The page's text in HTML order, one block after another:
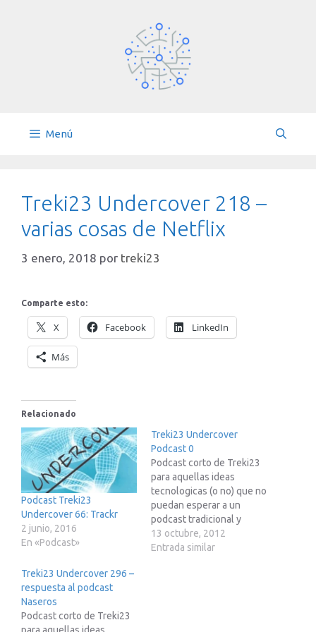
Menú
Treki23 Undercover 218 –
varias cosas de Netflix
3 enero, 2018 por treki23
Comparte esto:
X Facebook LinkedIn
Más
Relacionado
Podcast Treki23
Undercover 66: Trackr
2 junio, 2016
En «Podcast»
Treki23 Undercover
Podcast 0
Podcast corto de Treki23
para aquellas ideas
tecnologicas (o no) que no
puedan esperar a un
podcast tradicional y
completo
13 octubre, 2012
Entrada similar
Treki23 Undercover 296 –
respuesta al podcast
Naseros
Podcast corto de Treki23
para aquellas ideas